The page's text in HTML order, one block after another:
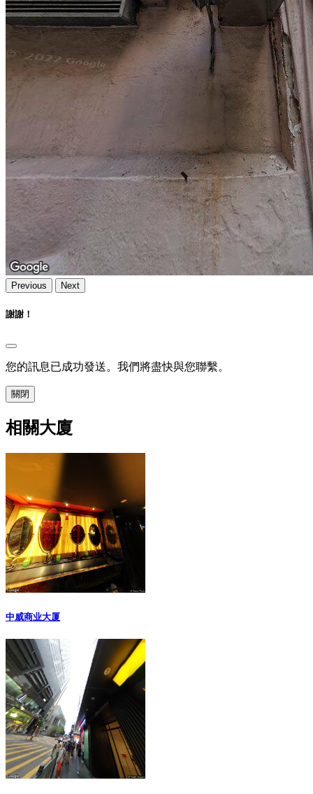
Previous Next
謝謝！
您的訊息已成功發送。我們將盡快與您聯繫。
關閉
相關大廈
中威商业大厦